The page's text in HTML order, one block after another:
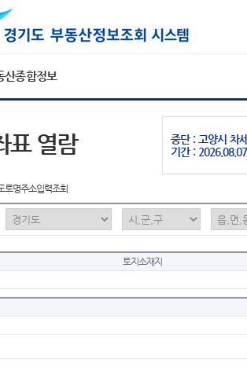
산종합정보
중단 : 고양시 차
기간 :
표 열람
로명주소입력조회
토지소재지